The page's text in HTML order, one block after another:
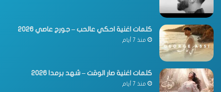
كلمات اغنية احكي عالحب – جورج عاصي 2026
منذ 7 أيام
كلمات اغنية صار الوقت – شهد برمدا 2026
منذ 7 أيام